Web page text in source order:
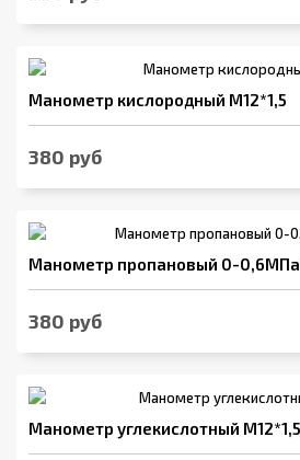
Манометр кислородный М12*1,5
380 руб
Манометр пропановый 0-0,6МПа
380 руб
Манометр углекислотный М12*1,5